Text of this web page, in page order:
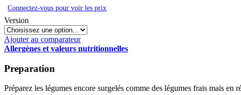
Connectez-vous pour voir les prix
Version
Ajouter au comparateur
Allergènes et valeurs nutritionnelles
Preparation
Préparez les légumes encore surgelés comme des légumes frais mais